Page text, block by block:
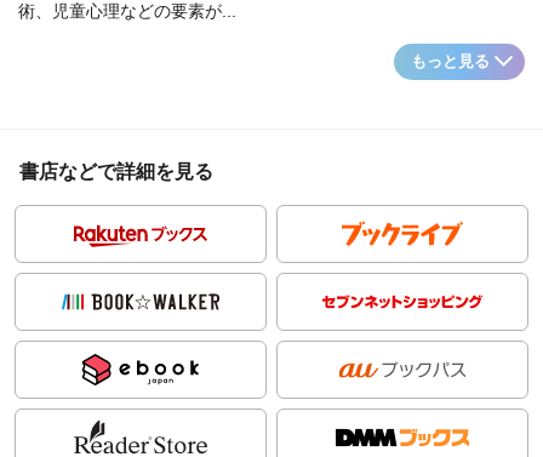
術、児童心理などの要素が...
もっと見る
書店などで詳細を見る